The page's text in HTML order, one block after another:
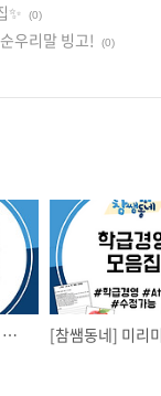
✨ (0)
우리말 빙고! (0)
[참쌤동네] 진진가로 친해져요 feat. 만우절, 친구 관계